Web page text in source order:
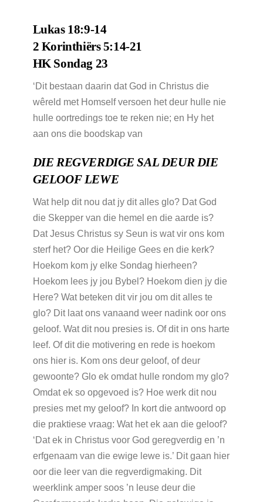
Lukas 18:9-14
2 Korinthiërs 5:14-21
HK Sondag 23
‘Dit bestaan daarin dat God in Christus die
wêreld met Homself versoen het deur hulle nie
hulle oortredings toe te reken nie; en Hy het
aan ons die boodskap van
DIE REGVERDIGE SAL DEUR DIE
GELOOF LEWE
Wat help dit nou dat jy dit alles glo? Dat God
die Skepper van die hemel en die aarde is?
Dat Jesus Christus sy Seun is wat vir ons kom
sterf het? Oor die Heilige Gees en die kerk?
Hoekom kom jy elke Sondag hierheen?
Hoekom lees jy jou Bybel? Hoekom dien jy die
Here? Wat beteken dit vir jou om dit alles te
glo? Dit laat ons vanaand weer nadink oor ons
geloof. Wat dit nou presies is. Of dit in ons harte
leef. Of dit die motivering en rede is hoekom
ons hier is. Kom ons deur geloof, of deur
gewoonte? Glo ek omdat hulle rondom my glo?
Omdat ek so opgevoed is? Hoe werk dit nou
presies met my geloof? In kort die antwoord op
die praktiese vraag: Wat het ek aan die geloof?
‘Dat ek in Christus voor God geregverdig en ’n
erfgenaam van die ewige lewe is.’ Dit gaan hier
oor die leer van die regverdigmaking. Dit
weerklink amper soos ’n leuse deur die